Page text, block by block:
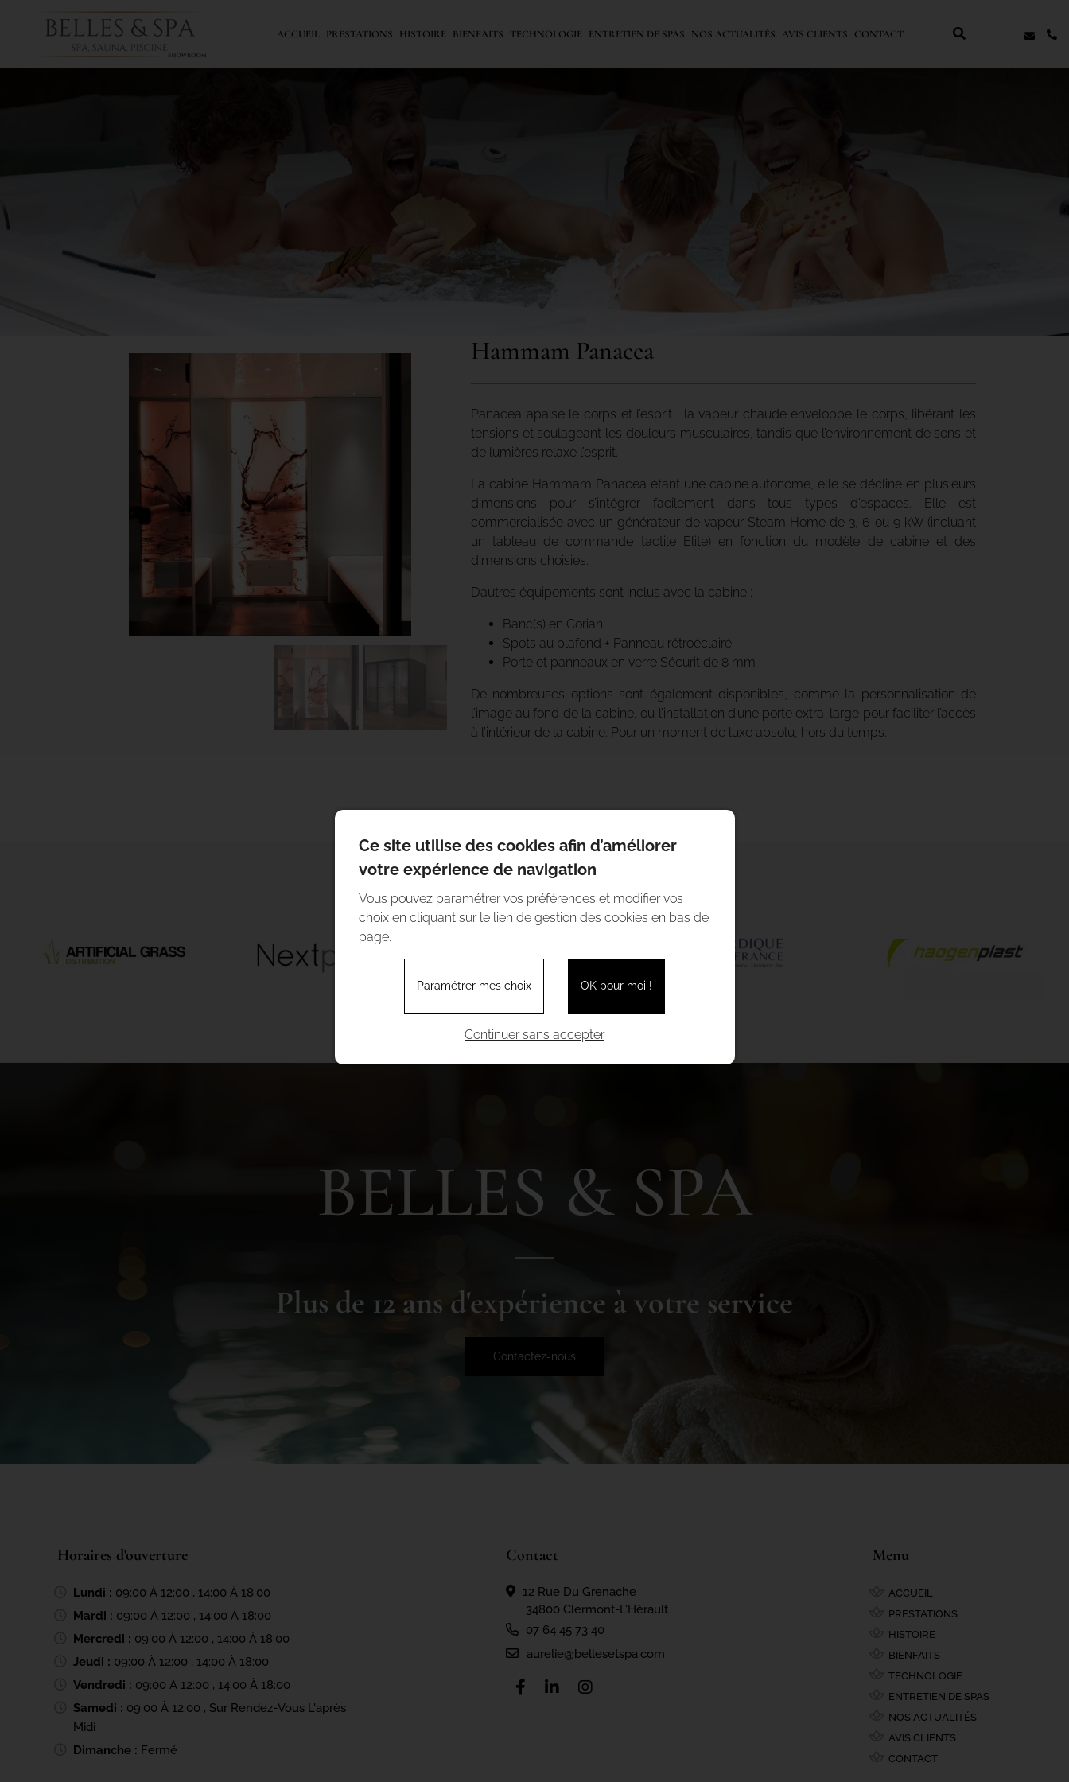
ACCUEIL PRESTATIONS HISTOIRE BIENFAITS TECHNOLOGIE ENTRETIEN DE SPAS NOS ACTUALITÉS AVIS CLIENTS CONTACT
Hammam Panacea
Panacea apaise le corps et l’esprit : la vapeur chaude enveloppe le corps, libérant les
tensions et soulageant les douleurs musculaires, tandis que l’environnement de sons et
de lumières relaxe l’esprit.
La cabine Hammam Panacea étant une cabine autonome, elle se décline en plusieurs
dimensions pour s’intégrer facilement dans tous types d’espaces. Elle est
commercialisée avec un générateur de vapeur Steam Home de 3, 6 ou 9 kW (incluant
un tableau de commande tactile Elite) en fonction du modèle de cabine et des
dimensions choisies.
D’autres équipements sont inclus avec la cabine :
Banc(s) en Corian
Spots au plafond + Panneau rétroéclairé
Porte et panneaux en verre Sécurit de 8 mm
De nombreuses options sont également disponibles, comme la personnalisation de
l’image au fond de la cabine, ou l’installation d’une porte extra-large pour faciliter l’accès
à l’intérieur de la cabine. Pour un moment de luxe absolu, hors du temps.
BELLES & SPA
Plus de 12 ans d'expérience à votre service
Contactez-nous
Horaires d'ouverture
Lundi : 09:00 À 12:00 , 14:00 À 18:00
Mardi : 09:00 À 12:00 , 14:00 À 18:00
Mercredi : 09:00 À 12:00 , 14:00 À 18:00
Jeudi : 09:00 À 12:00 , 14:00 À 18:00
Vendredi : 09:00 À 12:00 , 14:00 À 18:00
Samedi : 09:00 À 12:00 , Sur Rendez-Vous L'après
Midi
Dimanche : Fermé
Contact
12 Rue Du Grenache
34800 Clermont-L'Hérault
07 64 45 73 40
aurelie@bellesetspa.com
Menu
ACCUEIL
PRESTATIONS
HISTOIRE
BIENFAITS
TECHNOLOGIE
ENTRETIEN DE SPAS
NOS ACTUALITÉS
AVIS CLIENTS
CONTACT
Ce site utilise des cookies afin d’améliorer
votre expérience de navigation
Vous pouvez paramétrer vos préférences et modifier vos
choix en cliquant sur le lien de gestion des cookies en bas de
page.
Paramétrer mes choix OK pour moi !
Continuer sans accepter